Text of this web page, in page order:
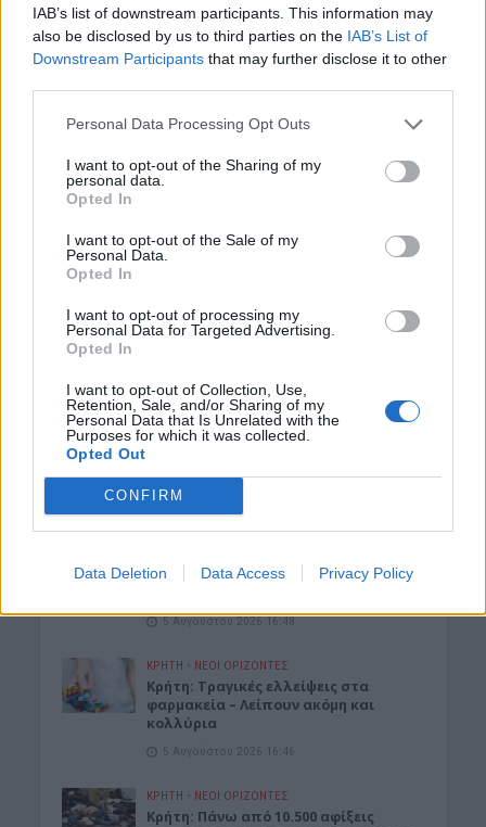
IAB’s list of downstream participants. This information may
also be disclosed by us to third parties on the IAB’s List of
Downstream Participants that may further disclose it to other
Personal Data Processing Opt Outs
I want to opt-out of the Sharing of my
personal data.
Opted In
I want to opt-out of the Sale of my
Personal Data.
Opted In
I want to opt-out of processing my
Personal Data for Targeted Advertising.
Opted In
I want to opt-out of Collection, Use,
Retention, Sale, and/or Sharing of my
Personal Data that Is Unrelated with the
Purposes for which it was collected.
Opted Out
CONFIRM
Data Deletion Data Access Privacy Policy
ΚΡΗΤΗ • ΝΕΟΙ ΟΡΙΖΟΝΤΕΣ ΤΟΥΡΙΣΜΟΣ
Γεμάτη η Κρήτη και το φθινόπωρο:
Στα ύψη οι κρατήσεις – Μεγάλο
στοίχημα η επέκταση της σεζόν
Kισαμίτικες παραλίες: Παλιό
Τελωνείο Καστελλίου
ΚΡΗΤΗ
παράταση, χιλιάδες πολίτες θα
οδηγηθούν στα δικαστήρια»
ΝΟΜΌΣ ΧΑΝΊΩΝ • ΠΑΙΔΕΙΑ - ΕΚΠΑΙΔΕΥΣΗ
Καθηγητής του Πολυτεχνείου
ξεπέρασε τις 20.000 αναφορές στο
5 Αυγούστου 2026 16:53
ΑΓΡΟΤΙΚΑ • ΚΡΗΤΗ
Συσσωρεύονται τα προβλήματα –
5 Αυγούστου 2026 16:48
ΚΡΗΤΗ • ΝΕΟΙ ΟΡΙΖΟΝΤΕΣ
Κρήτη: Τραγικές ελλείψεις στα
φαρμακεία – Λείπουν ακόμη και
κολλύρια
5 Αυγούστου 2026 16:46
ΚΡΗΤΗ • ΝΕΟΙ ΟΡΙΖΟΝΤΕΣ
Κρήτη: Πάνω από 10.500 αφίξεις